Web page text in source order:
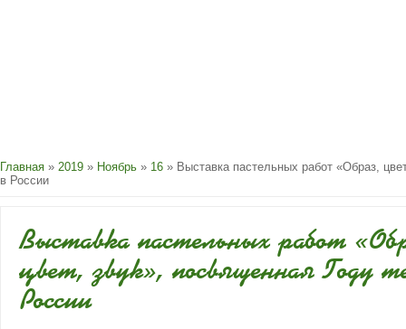
Главная » 2019 » Ноябрь » 16 » Выставка пастельных работ «Образ,
в России
Выставка пастельных работ
цвет, звук», посвященная Году
России